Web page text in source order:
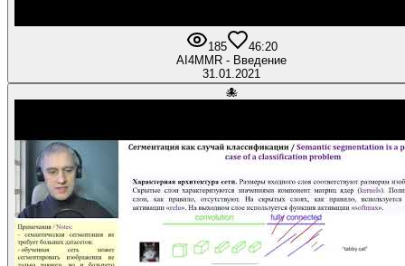
185 46:20
AI4MMR - Введение
31.01.2021
🐙